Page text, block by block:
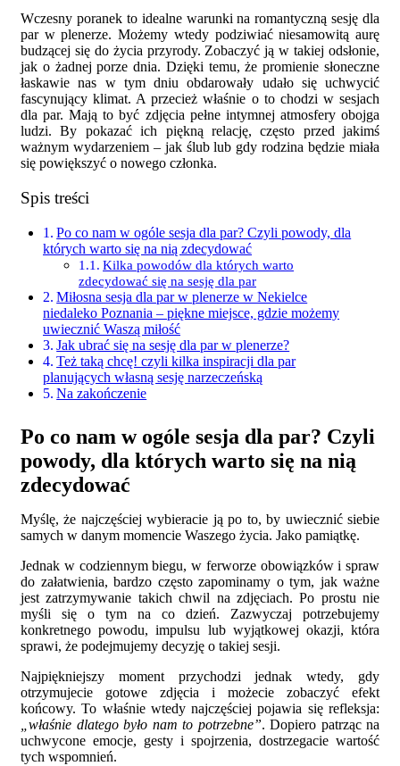
Wczesny poranek to idealne warunki na romantyczną sesję dla
par w plenerze. Możemy wtedy podziwiać niesamowitą aurę
budzącej się do życia przyrody. Zobaczyć ją w takiej odsłonie,
jak o żadnej porze dnia. Dzięki temu, że promienie słoneczne
łaskawie nas w tym dniu obdarowały udało się uchwycić
fascynujący klimat. A przecież właśnie o to chodzi w sesjach
dla par. Mają to być zdjęcia pełne intymnej atmosfery obojga
ludzi. By pokazać ich piękną relację, często przed jakimś
ważnym wydarzeniem – jak ślub lub gdy rodzina będzie miała
się powiększyć o nowego członka.
Spis treści
Po co nam w ogóle sesja dla par? Czyli powody, dla
których warto się na nią zdecydować
Kilka powodów dla których warto
zdecydować się na sesję dla par
Miłosna sesja dla par w plenerze w Nekielce
niedaleko Poznania – piękne miejsce, gdzie możemy
uwiecznić Waszą miłość
Jak ubrać się na sesję dla par w plenerze?
Też taką chcę! czyli kilka inspiracji dla par
planujących własną sesję narzeczeńską
Na zakończenie
Po co nam w ogóle sesja dla par? Czyli
powody, dla których warto się na nią
zdecydować
Myślę, że najczęściej wybieracie ją po to, by uwiecznić siebie
samych w danym momencie Waszego życia. Jako pamiątkę.
Jednak w codziennym biegu, w ferworze obowiązków i spraw
do załatwienia, bardzo często zapominamy o tym, jak ważne
jest zatrzymywanie takich chwil na zdjęciach. Po prostu nie
myśli się o tym na co dzień. Zazwyczaj potrzebujemy
konkretnego powodu, impulsu lub wyjątkowej okazji, która
sprawi, że podejmujemy decyzję o takiej sesji.
Najpiękniejszy moment przychodzi jednak wtedy, gdy
otrzymujecie gotowe zdjęcia i możecie zobaczyć efekt
końcowy. To właśnie wtedy najczęściej pojawia się refleksja:
„właśnie dlatego było nam to potrzebne”. Dopiero patrząc na
uchwycone emocje, gesty i spojrzenia, dostrzegacie wartość
tych wspomnień.